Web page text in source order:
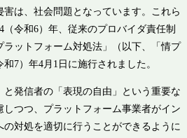
は、社会問題となっています。これら
令和6）年、従来のプロバイダ責任制
ラットフォーム対処法」（以下、「情プ
7）年4月1日に施行されました。​
発信者の「表現の自由」という重要な
つつ、プラットフォーム事業者がイン
の対処を適切に行うことができるように